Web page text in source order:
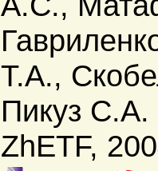
Т.А.,
Пикуз С.А.
ZhETF,